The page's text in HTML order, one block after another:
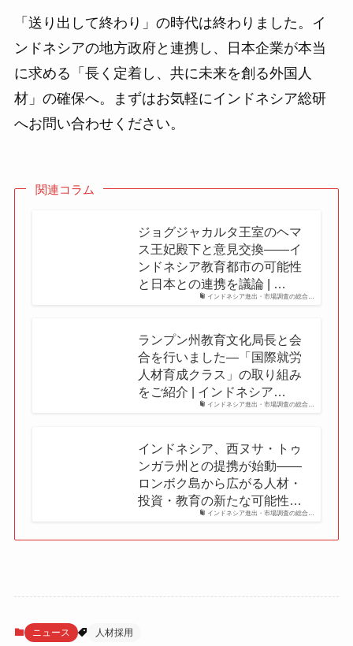
「送り出して終わり」の時代は終わりました。イ
ンドネシアの地方政府と連携し、日本企業が本当
に求める「長く定着し、共に未来を創る外国人
材」の確保へ。まずはお気軽にインドネシア総研
へお問い合わせください。
関連コラム
インドネシア進出・市場調査の総合…
ジョグジャカルタ王室のヘマ
ス王妃殿下と意見交換――イ
ンドネシア教育都市の可能性
と日本との連携を議論 | …
インドネシア進出・市場調査の総合…
ランプン州教育文化局長と会
合を行いました―「国際就労
人材育成クラス」の取り組み
をご紹介 | インドネシア…
インドネシア進出・市場調査の総合…
インドネシア、西ヌサ・トゥ
ンガラ州との提携が始動——
ロンボク島から広がる人材・
投資・教育の新たな可能性…
ニュース 人材採用